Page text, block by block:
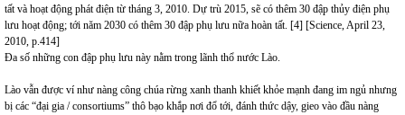
tất và hoạt động phát điện từ tháng 3, 2010. Dự trù 2015, sẽ có thêm 30 đập thủy điện phụ
lưu hoạt động; tới năm 2030 có thêm 30 đập phụ lưu nữa hoàn tất. [4] [Science, April 23,
2010, p.414]
Đa số những con đập phụ lưu này nằm trong lãnh thổ nước Lào.
Lào vẫn được ví như nàng công chúa rừng xanh thanh khiết khỏe mạnh đang im ngủ nhưng
bị các “đại gia / consortiums” thô bạo khắp nơi đổ tới, đánh thức dậy, gieo vào đầu nàng